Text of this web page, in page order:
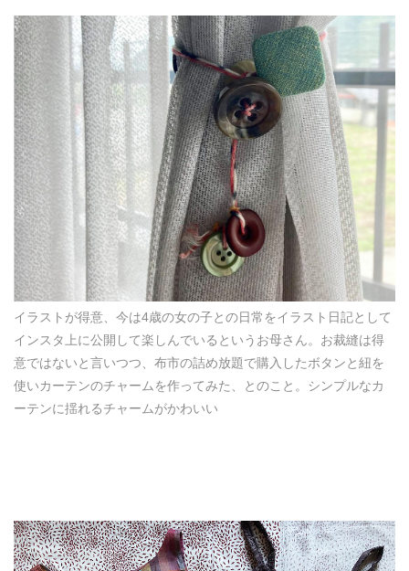
イラストが得意、今は4歳の女の子との日常をイラスト日記として
インスタ上に公開して楽しんでいるというお母さん。お裁縫は得
意ではないと言いつつ、布市の詰め放題で購入したボタンと紐を
使いカーテンのチャームを作ってみた、とのこと。シンプルなカ
ーテンに揺れるチャームがかわいい